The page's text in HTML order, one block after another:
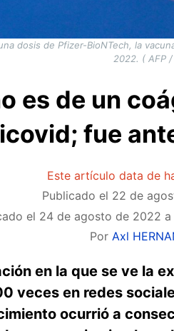
dosis de Pfizer-BioNTech, la
2022. ( AFP /
es de un
fue
Este artículo data de
Publicado el 22 de
el 24 de agosto de 2022 a
Por Axl
en la que se ve la
veces en redes
ocurrió a